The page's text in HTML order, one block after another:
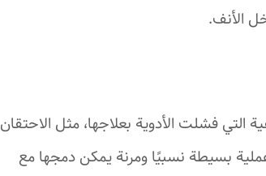
الأنف.
التي فشلت الأدوية بعلاجها، مثل الاحتقان
عملية بسيطة نسبيًا ومرنة يمكن دمجها مع